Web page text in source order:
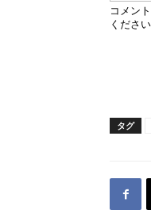
タグ